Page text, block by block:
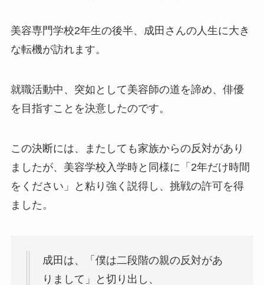
美容専門学校2年生の後半、成田さんの人生に大き
な転機が訪れます。
就職活動中、突如として美容師の道を諦め、俳優
を目指すことを決意したのです。
この決断には、またしても家族からの反対があり
ましたが、美容学校入学時と同様に「2年だけ時間
をください」と粘り強く説得し、挑戦の許可を得
ました。
成田は、「僕は二段階の親の反対があ
りまして」と切り出し、